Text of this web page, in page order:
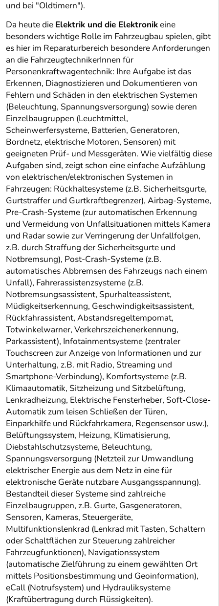
und bei "Oldtimern").
Da heute die Elektrik und die Elektronikeine
besonders wichtige Rolle im Fahrzeugbau spielen, gibt
es hier im Reparaturbereich besondere Anforderungen
an die FahrzeugtechnikerInnen für
Personenkraftwagentechnik: Ihre Aufgabe ist das
Erkennen, Diagnostizieren und Dokumentieren von
Fehlern und Schäden in den elektrischen Systemen
(Beleuchtung, Spannungsversorgung) sowie deren
Einzelbaugruppen (Leuchtmittel,
Scheinwerfersysteme, Batterien, Generatoren,
Bordnetz, elektrische Motoren, Sensoren) mit
geeigneten Prüf- und Messgeräten. Wie vielfältig diese
Aufgaben sind, zeigt schon eine einfache Aufzählung
von elektrischen/elektronischen Systemen in
Fahrzeugen: Rückhaltesysteme (z.B. Sicherheitsgurte,
Gurtstraffer und Gurtkraftbegrenzer), Airbag-Systeme,
Pre-Crash-Systeme (zur automatischen Erkennung
und Vermeidung von Unfallsituationen mittels Kamera
und Radar sowie zur Verringerung der Unfallfolgen,
z.B. durch Straffung der Sicherheitsgurte und
Notbremsung), Post-Crash-Systeme (z.B.
automatisches Abbremsen des Fahrzeugs nach einem
Unfall), Fahrerassistenzsysteme (z.B.
Notbremsungsassistent, Spurhalteassistent,
Müdigkeitserkennung, Geschwindigkeitsassistent,
Rückfahrassistent, Abstandsregeltempomat,
Totwinkelwarner, Verkehrszeichenerkennung,
Parkassistent), Infotainmentsysteme (zentraler
Touchscreen zur Anzeige von Informationen und zur
Unterhaltung, z.B. mit Radio, Streaming und
Smartphone-Verbindung), Komfortsysteme (z.B.
Klimaautomatik, Sitzheizung und Sitzbelüftung,
Lenkradheizung, Elektrische Fensterheber, Soft-Close-
Automatik zum leisen Schließen der Türen,
Einparkhilfe und Rückfahrkamera, Regensensor usw.),
Belüftungssystem, Heizung, Klimatisierung,
Diebstahlschutzsysteme, Beleuchtung,
Spannungsversorgung (Netzteil zur Umwandlung
elektrischer Energie aus dem Netz in eine für
elektronische Geräte nutzbare Ausgangsspannung).
Bestandteil dieser Systeme sind zahlreiche
Einzelbaugruppen, z.B. Gurte, Gasgeneratoren,
Sensoren, Kameras, Steuergeräte,
Multifunktionslenkrad (Lenkrad mit Tasten, Schaltern
oder Schaltflächen zur Steuerung zahlreicher
Fahrzeugfunktionen), Navigationssystem
(automatische Zielführung zu einem gewählten Ort
mittels Positionsbestimmung und Geoinformation),
eCall (Notrufsystem) und Hydrauliksysteme
(Kraftübertragung durch Flüssigkeiten).